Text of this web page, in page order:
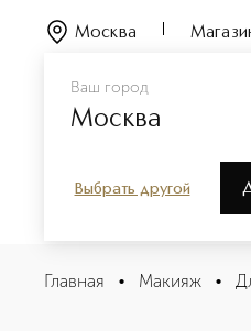
Ваш город
Москва
Выбрать другой
Москва
Classic Кисть для пудры
Главная • Макияж •